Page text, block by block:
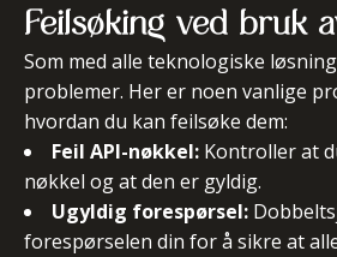
Feilsøking ved bruk
Som med alle teknologiske
problemer. Her er noen vanlige
hvordan du kan feilsøke dem:
Feil API-nøkkel: Kontroller at
nøkkel og at den er gyldig.
Ugyldig forespørsel:
forespørselen din for å sikre at